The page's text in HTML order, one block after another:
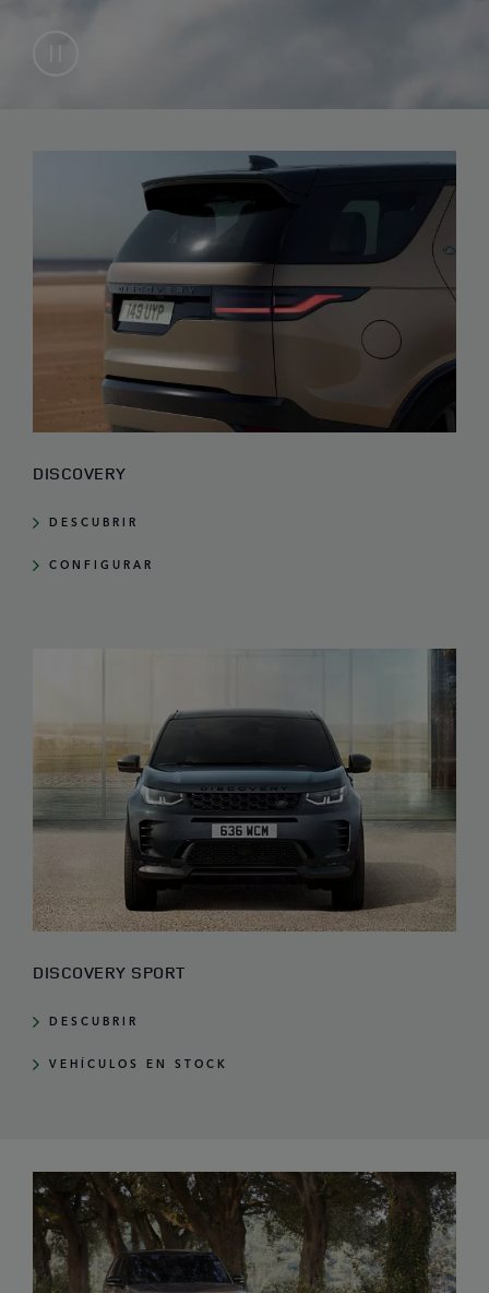
DISCOVERY
DESCUBRIR
CONFIGURAR
DISCOVERY SPORT
DESCUBRIR
VEHÍCULOS EN STOCK